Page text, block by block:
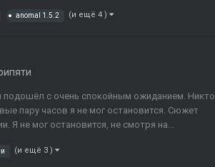
anomal 1.5.2 (и ещё 4 )
подошёл с очень спокойным ожиданием. Никто
пару часов я не мог остановится. Сюжет
Я не мог остановится, не смотря на...
(и ещё 3 )